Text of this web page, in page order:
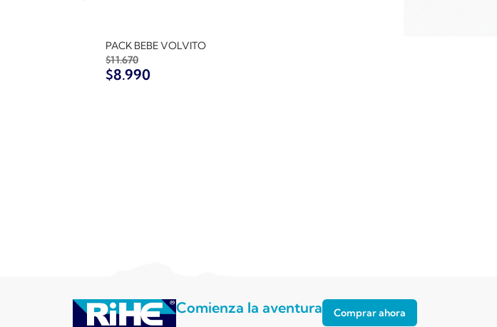
PACK BEBE VOLVITO
$11.670
$8.990
Comienza la aventura Comprar ahora